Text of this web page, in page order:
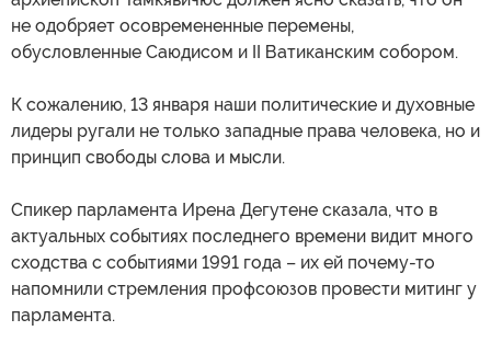
не одобряет осовремененные перемены,
обусловленные Саюдисом и II Ватиканским собором.
К сожалению, 13 января наши политические и духовные
лидеры ругали не только западные права человека, но и
принцип свободы слова и мысли.
Спикер парламента Ирена Дегутене сказала, что в
актуальных событиях последнего времени видит много
сходства с событиями 1991 года – их ей почему-то
напомнили стремления профсоюзов провести митинг у
парламента.